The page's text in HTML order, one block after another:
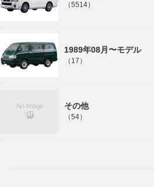
（5514）
1989年08月〜モデル
（17）
その他
（54）